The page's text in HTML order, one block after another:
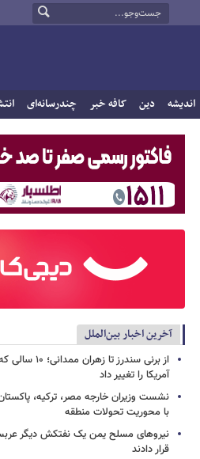
اندیشه دین کافه خبر چندرسانه‌ای
آخرین اخبار بین‌الملل
از برنی سندرز تا
آمریکا را تغییر داد
نشست وزیران خارجه مصر، ترکیه،
با محوریت تحولات منطقه
نیروهای مسلح یمن یک نفتکش دیگر
قرار دادند